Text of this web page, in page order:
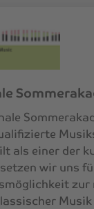
als einer der
setzen wir uns
Musik